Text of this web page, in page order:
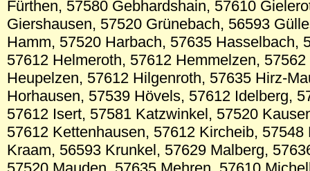
Fürthen, 57580 Gebhardshain, 57610
Giershausen, 57520 Grünebach, 56593
Hamm, 57520 Harbach, 57635 Hasselbach,
57612 Helmeroth, 57612 Hemmelzen,
Heupelzen, 57612 Hilgenroth, 57635 Hirz-
Horhausen, 57539 Hövels, 57612 Idelberg,
57612 Isert, 57581 Katzwinkel, 57520
57612 Kettenhausen, 57612 Kircheib, 57548
Kraam, 56593 Krunkel, 57629 Malberg,